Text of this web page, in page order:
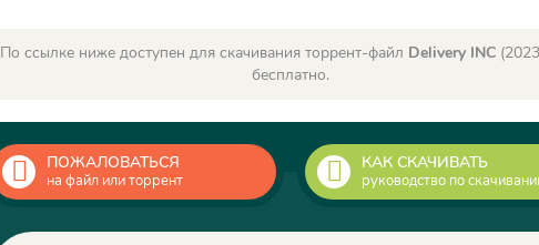
По ссылке ниже доступен для скачивания торрент-файл Delivery INC
бесплатно.
ПОЖАЛОВАТЬСЯ
на файл или торрент
КАК СКАЧИВАТЬ
руководство по